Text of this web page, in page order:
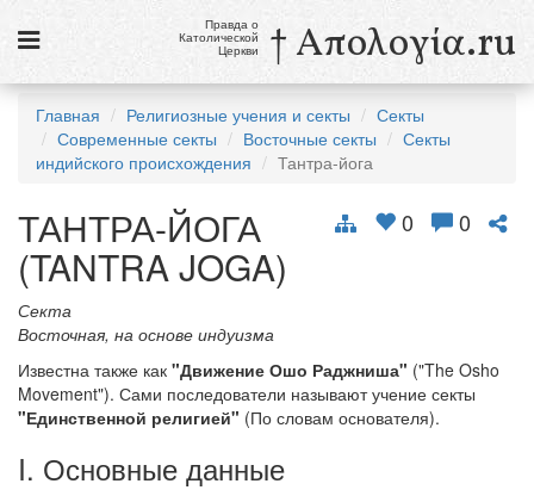
Новости
Галерея
Викторины
Ссылки
Религиозные учения и секты, справочник
Преображение Господне
Правда о
Католической
Церкви † Απολογία.ru
Главная Религиозные учения и секты
Секты
Современные секты
Восточные секты
Секты
индийского происхождения
Тантра-йога
0 0
ТАНТРА-ЙОГА
(TANTRA JOGA)
Секта
Восточная, на основе индуизма
Известна также как "Движение Ошо Раджниша" ("The Osho
Movement"). Сами последователи называют учение секты
"Единственной религией" (По словам основателя).
I. Основные данные